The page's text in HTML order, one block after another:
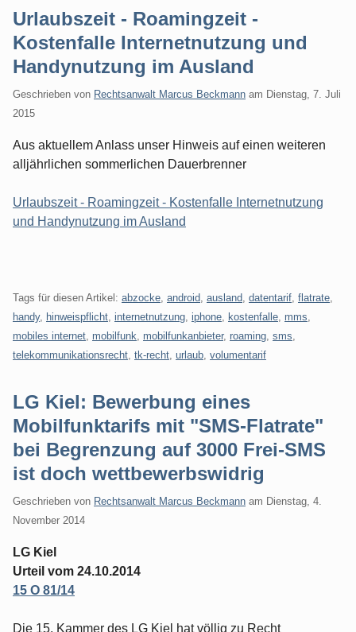
Urlaubszeit - Roamingzeit -
Kostenfalle Internetnutzung und
Handynutzung im Ausland
Geschrieben von Rechtsanwalt Marcus Beckmann am Dienstag, 7. Juli
2015
Aus aktuellem Anlass unser Hinweis auf einen weiteren
alljährlichen sommerlichen Dauerbrenner
Urlaubszeit - Roamingzeit - Kostenfalle Internetnutzung
und Handynutzung im Ausland
Tags für diesen Artikel: abzocke android ausland datentarif flatrate
handy, hinweispflicht internetnutzung iphone kostenfalle mms
mobiles internet mobilfunk mobilfunkanbieter, roaming sms
telekommunikationsrecht tk-recht urlaub volumentarif
LG Kiel: Bewerbung eines
Mobilfunktarifs mit "SMS-Flatrate"
bei Begrenzung auf 3000 Frei-SMS
ist doch wettbewerbswidrig
Geschrieben von Rechtsanwalt Marcus Beckmann am Dienstag, 4.
November 2014
LG Kiel
Urteil vom 24.10.2014
15 O 81/14
Die 15. Kammer des LG Kiel hat völlig zu Recht